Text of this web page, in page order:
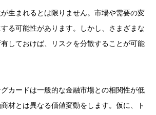
生まれるとは限りません。市場や需要の変
る可能性があります。しかし、さまざまな
しておけば、リスクを分散することが可能
カードは一般的な金融市場との相関性が低
材とは異なる価値変動をします。仮に、ト